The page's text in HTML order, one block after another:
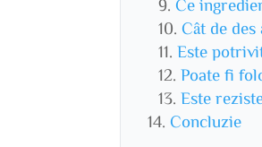
Ce
Cât de
Este
Poate fi
Este
Concluzie